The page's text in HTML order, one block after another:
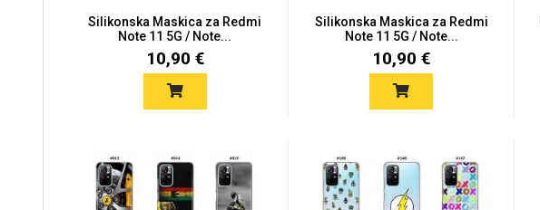
Silikonska Maskica za Redmi
Note 11 5G / Note...
10,90 €
Silikonska Maskica za Redmi
Note 11 5G / Note...
10,90 €
I Need Some Space